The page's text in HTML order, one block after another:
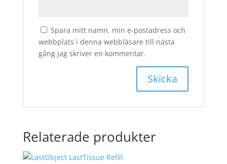
Spara mitt namn, min e-postadress och
webbplats i denna webbläsare till nästa
gång jag skriver en kommentar.
Relaterade produkter